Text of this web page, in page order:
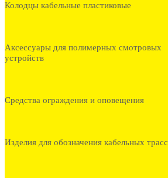
Колодцы кабельные пластиковые
Аксессуары для полимерных смотровых
устройств
Средства ограждения и оповещения
Изделия для обозначения кабельных трасс